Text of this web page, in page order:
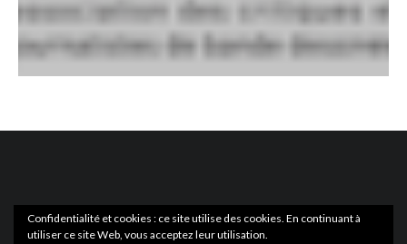
Confidentialité et cookies : ce site utilise des cookies. En continuant à
utiliser ce site Web, vous acceptez leur utilisation.